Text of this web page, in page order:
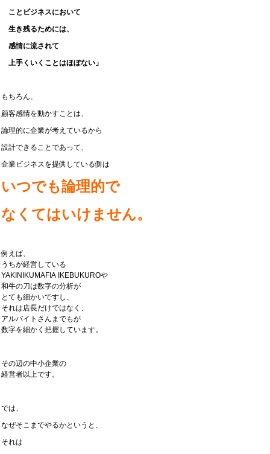
ことビジネスにおいて
生き残るためには、
感情に流されて
上手くいくことはほぼない」
もちろん、
顧客感情を動かすことは、
論理的に企業が考えているから
設計できることであって、
企業ビジネスを提供している側は
いつでも論理的で
なくてはいけません。
例えば、
うちが経営している
YAKINIKUMAFIA IKEBUKUROや
和牛の刀は数字の分析が
とても細かいですし、
それは店長だけではなく、
アルバイトさんまでもが
数字を細かく把握しています。
その辺の中小企業の
経営者以上です。
では、
なぜそこまでやるかというと、
それは